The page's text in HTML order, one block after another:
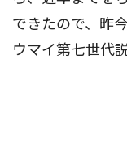
できたので、昨
ウマイ第七世代